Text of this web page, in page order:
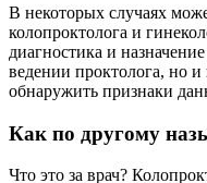
В некоторых случаях
колопроктолога и
диагностика и
ведении проктолога, но
обнаружить признаки
Как по другому
Что это за врач?